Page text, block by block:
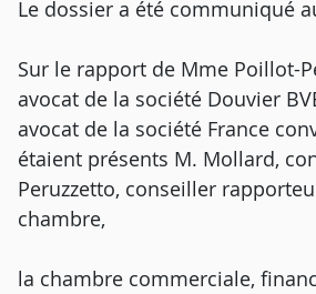
Le dossier a été communiqué
Sur le rapport de Mme Poillot-
avocat de la société Douvier
avocat de la société France
étaient présents M. Mollard,
Peruzzetto, conseiller
chambre,
la chambre commerciale,